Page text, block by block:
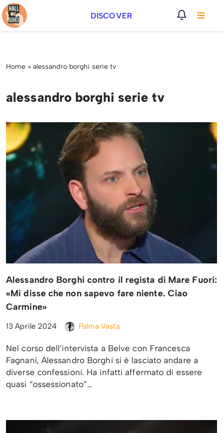
Vai
DISCOVER
Home » alessandro borghi serie tv
alessandro borghi serie tv
Alessandro Borghi contro il regista di Mare Fuori:
«Mi disse che non sapevo fare niente. Ciao
Carmine»
13 Aprile 2024 Palma Vasta
Nel corso dell’intervista a Belve con Francesca
Fagnani, Alessandro Borghi si è lasciato andare a
diverse confessioni. Ha infatti affermato di essere
quasi “ossessionato”…